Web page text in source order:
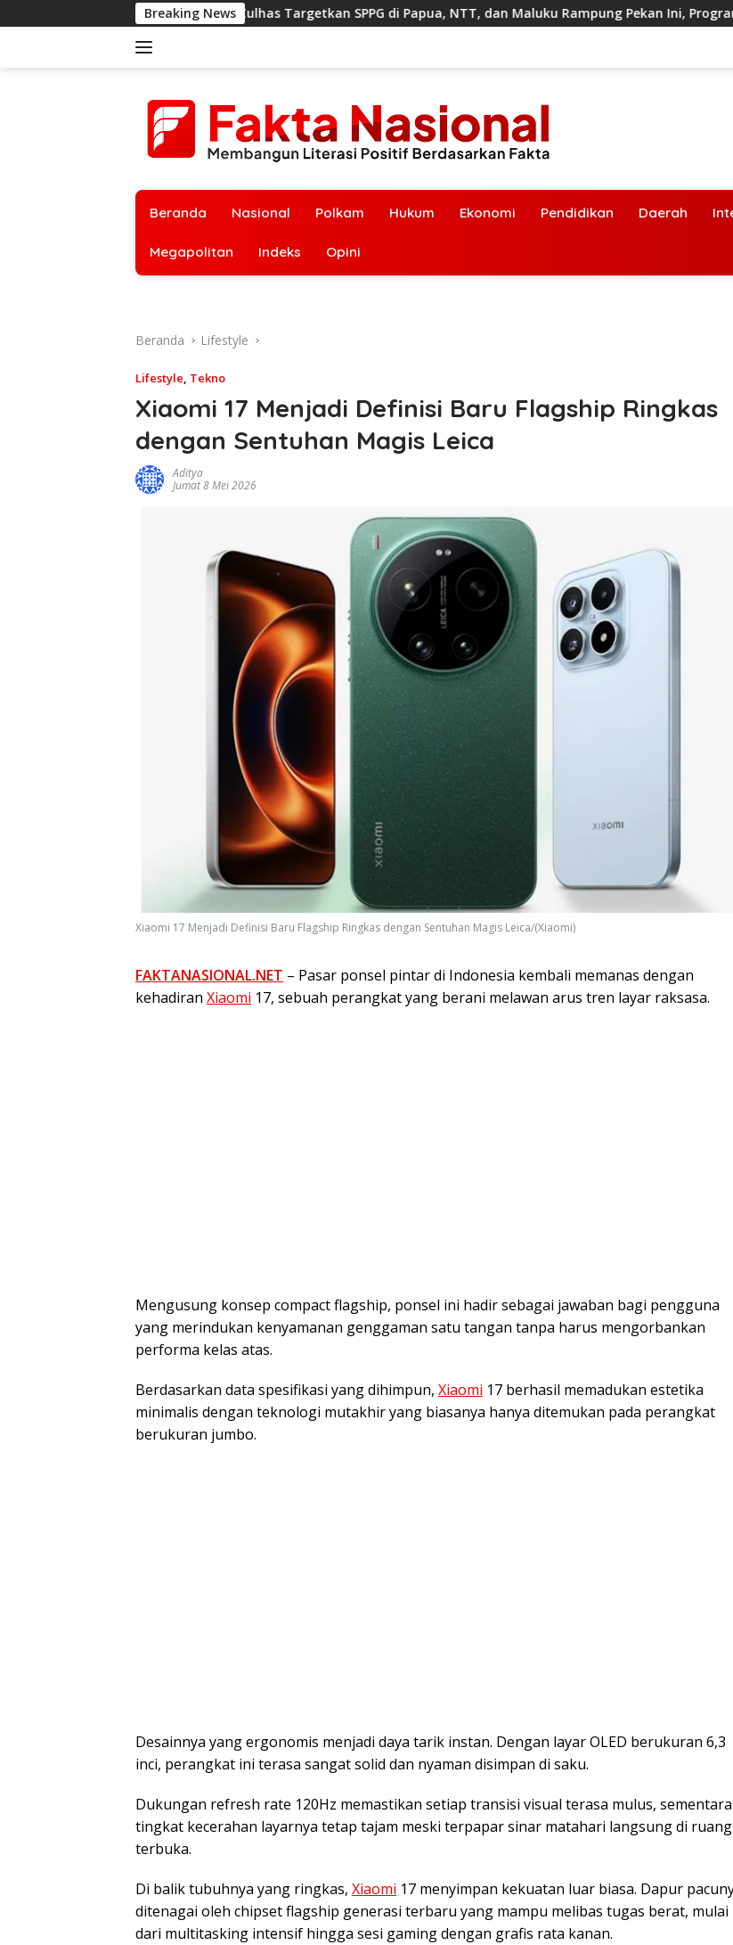
ke
Breaking News
Zulhas Targetkan SPPG di Papua, NTT, dan Maluku Rampung Pekan Ini, Program MBG Dipercepat
Beranda Nasional Polkam Hukum Ekonomi Pendidikan Daerah
Megapolitan Indeks Opini
Beranda Lifestyle
Lifestyle, Tekno
Xiaomi 17 Menjadi Definisi Baru Flagship Ringkas
dengan Sentuhan Magis Leica
Aditya
Jumat 8 Mei 2026
Xiaomi 17 Menjadi Definisi Baru Flagship Ringkas dengan Sentuhan Magis Leica/(Xiaomi)
FAKTANASIONAL.NET – Pasar ponsel pintar di Indonesia kembali memanas dengan
kehadiran Xiaomi 17, sebuah perangkat yang berani melawan arus tren layar raksasa.
Mengusung konsep compact flagship, ponsel ini hadir sebagai jawaban bagi pengguna
yang merindukan kenyamanan genggaman satu tangan tanpa harus mengorbankan
performa kelas atas.
Berdasarkan data spesifikasi yang dihimpun, Xiaomi 17 berhasil memadukan estetika
minimalis dengan teknologi mutakhir yang biasanya hanya ditemukan pada perangkat
berukuran jumbo.
Desainnya yang ergonomis menjadi daya tarik instan. Dengan layar OLED berukuran 6,3
inci, perangkat ini terasa sangat solid dan nyaman disimpan di saku.
Dukungan refresh rate 120Hz memastikan setiap transisi visual terasa mulus, sementara
tingkat kecerahan layarnya tetap tajam meski terpapar sinar matahari langsung di ruang
terbuka.
Di balik tubuhnya yang ringkas, Xiaomi 17 menyimpan kekuatan luar biasa. Dapur
ditenagai oleh chipset flagship generasi terbaru yang mampu melibas tugas berat, mulai
dari multitasking intensif hingga sesi gaming dengan grafis rata kanan.